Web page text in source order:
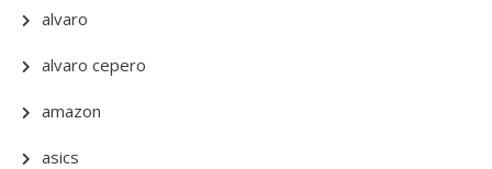
alvaro
alvaro cepero
amazon
asics